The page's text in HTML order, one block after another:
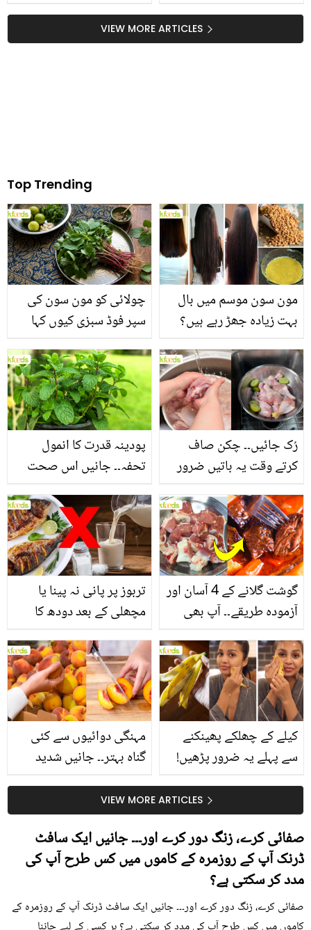
VIEW MORE ARTICLES
Top Trending
چولائی کو مون سون کی
سپر فوڈ سبزی کیوں کہا
منرلز اور اینٹی آکسیڈنٹس
سے بھرپور اس سبزی کے
فائدے
مون سون موسم میں بال
بہت زیادہ جھڑ رہے ہیں؟
بنانے کے چند قدرتی طریقے
پودینہ قدرت کا انمول
تحفہ۔۔ جانیں اس صحت
انگیز طبی فوائد
رُک جائیں۔۔ چکن صاف
کرتے وقت یہ باتیں ضرور
تربوز پر پانی نہ پینا یا
مچھلی کے بعد دودھ کا
سے متعلق غلط فہمیوں کی
حقیقت کیا ہے اور افواہ
کیا؟
گوشت گلانے کے 4 آسان اور
آزمودہ طریقے۔۔ آپ بھی
بتائے راز
مہنگی دوائیوں سے کئی
گناہ بہتر۔۔ جانیں شدید
کیوں کھانا چاہیے؟
کیلے کے چھلکے پھینکنے
سے پہلے یہ ضرور پڑھیں!
سستا اور قدرتی حلVIEW MORE ARTICLES
صفائی کرے، زنگ دور کرے اور۔۔۔ جانیں ایک سافٹ
ڈرنک آپ کے روزمرہ کے کاموں میں کس طرح آپ کی
مدد کر سکتی ہے؟
صفائی کرے، زنگ دور کرے اور۔۔۔ جانیں ایک سافٹ ڈرنک آپ کے روزمرہ کے